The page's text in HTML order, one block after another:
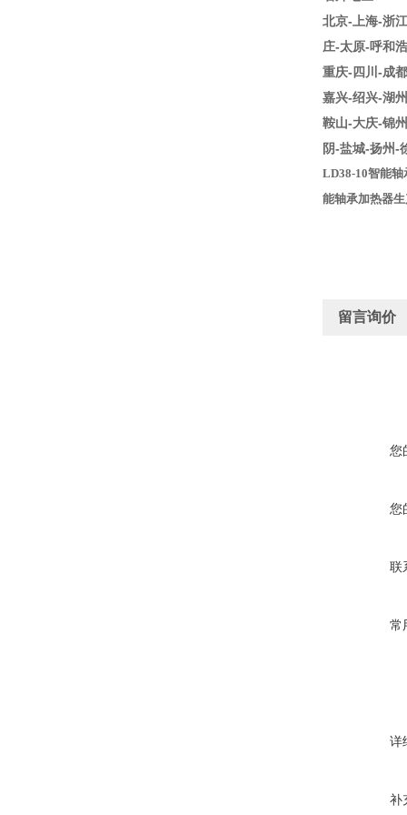
北京-上海-浙
庄-太原-呼和
重庆-四川-成
嘉兴-绍兴-湖
鞍山-大庆-锦
阴-盐城-扬州-
LD38-10智能轴
能轴承加热器
留言询价
您
您
联
常
详
补